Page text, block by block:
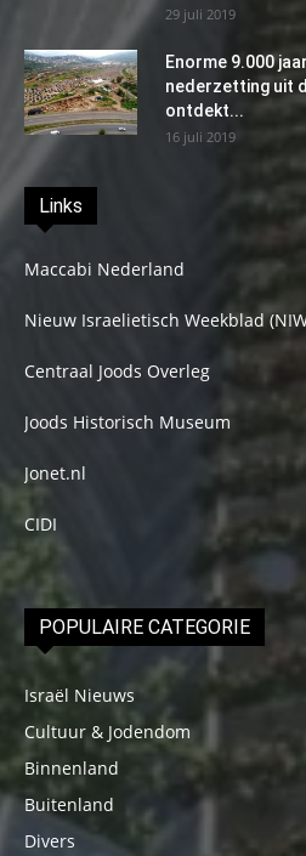
29 juli 2019
Enorme 9.000
nederzetting uit
ontdekt...
16 juli 2019
Links
Maccabi Nederland
Nieuw Israelietisch Weekblad
Centraal Joods Overleg
Joods Historisch Museum
Jonet.nl
CIDI
POPULAIRE CATEGORIE
Israël Nieuws
Cultuur & Jodendom
Binnenland
Buitenland
Divers